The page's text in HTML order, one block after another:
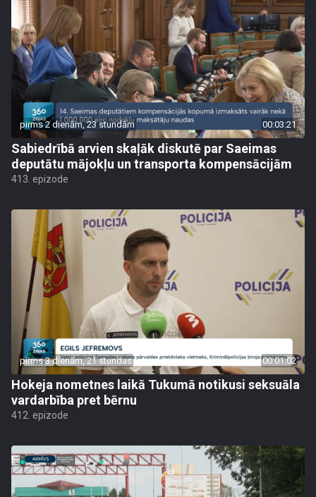
pirms 2 dienām, 23 stundām 00:03:21
Sabiedrībā arvien skaļāk diskutē par Saeimas
deputātu mājokļu un transporta kompensācijām
413. epizode
pirms 3 dienām, 21 stundas 00:01:02
Hokeja nometnes laikā Tukumā notikusi seksuāla
vardarbība pret bērnu
412. epizode